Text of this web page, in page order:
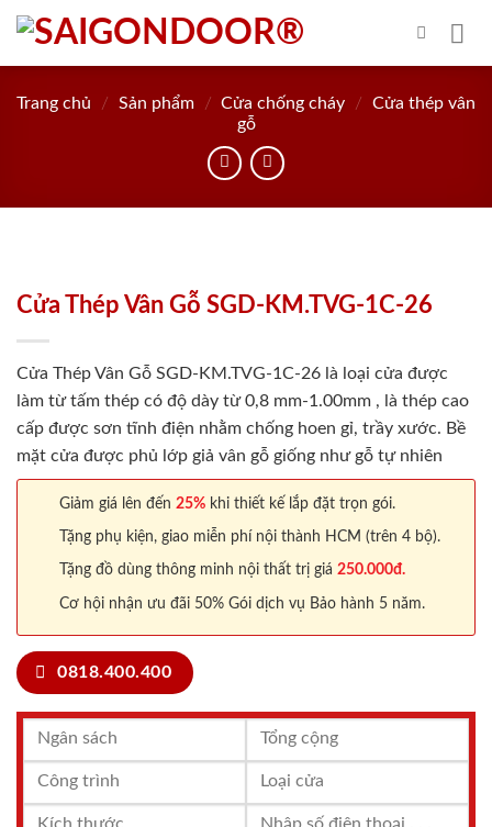
Skip
content
Trang chủ / Sản phẩm / Cửa chống cháy /
Cửa thép vân
gỗ
Cửa Thép Vân Gỗ SGD-KM.TVG-1C-26
Cửa Thép Vân Gỗ SGD-KM.TVG-1C-26 là loại cửa được
làm từ tấm thép có độ dày từ 0,8 mm-1.00mm , là thép cao
cấp được sơn tĩnh điện nhằm chống hoen gỉ, trầy xước. Bề
mặt cửa được phủ lớp giả vân gỗ giống như gỗ tự nhiên
Giảm giá lên đến 25% khi thiết kế lắp đặt trọn gói.
Tặng phụ kiện, giao miễn phí nội thành HCM (trên 4 bộ).
Tặng đồ dùng thông minh nội thất trị giá 250.000đ.
Cơ hội nhận ưu đãi 50% Gói dịch vụ Bảo hành 5 năm.
0818.400.400